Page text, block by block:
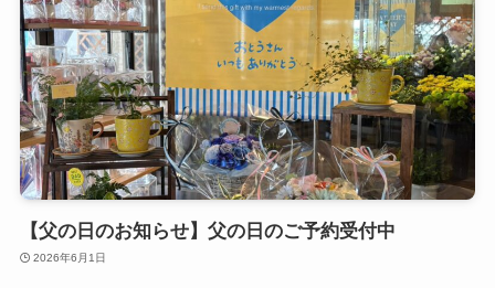
【父の日のお知らせ】父の日のご予約受付中
2026年6月1日